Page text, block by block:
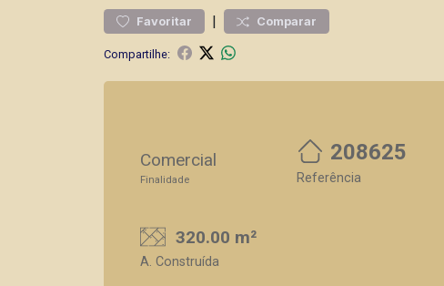
Favoritar | Comparar
Compartilhe:
Comercial
Finalidade
208625
Referência
320.00 m²
A. Construída